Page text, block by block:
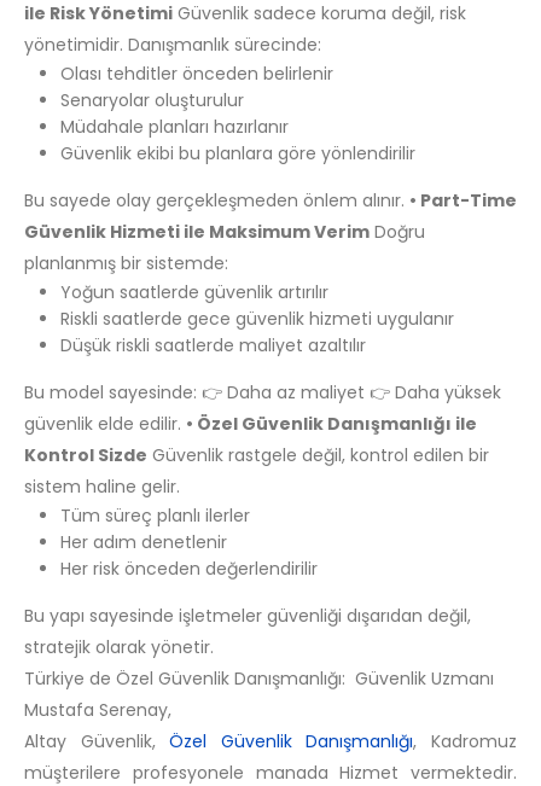
ile Risk Yönetimi Güvenlik sadece koruma değil, risk
yönetimidir. Danışmanlık sürecinde:
Olası tehditler önceden belirlenir
Senaryolar oluşturulur
Müdahale planları hazırlanır
Güvenlik ekibi bu planlara göre yönlendirilir
Bu sayede olay gerçekleşmeden önlem alınır. • Part-Time
Güvenlik Hizmeti ile Maksimum Verim Doğru
planlanmış bir sistemde:
Yoğun saatlerde güvenlik artırılır
Riskli saatlerde gece güvenlik hizmeti uygulanır
Düşük riskli saatlerde maliyet azaltılır
Bu model sayesinde: 👉 Daha az maliyet 👉 Daha yüksek
güvenlik elde edilir. • Özel Güvenlik Danışmanlığı ile
Kontrol Sizde Güvenlik rastgele değil, kontrol edilen bir
sistem haline gelir.
Tüm süreç planlı ilerler
Her adım denetlenir
Her risk önceden değerlendirilir
Bu yapı sayesinde işletmeler güvenliği dışarıdan değil,
stratejik olarak yönetir.
Türkiye de Özel Güvenlik Danışmanlığı: Güvenlik Uzmanı
Mustafa Serenay,
Altay Güvenlik,Özel Güvenlik Danışmanlığı, Kadromuz
müşterilere profesyonele manada Hizmet vermektedir.